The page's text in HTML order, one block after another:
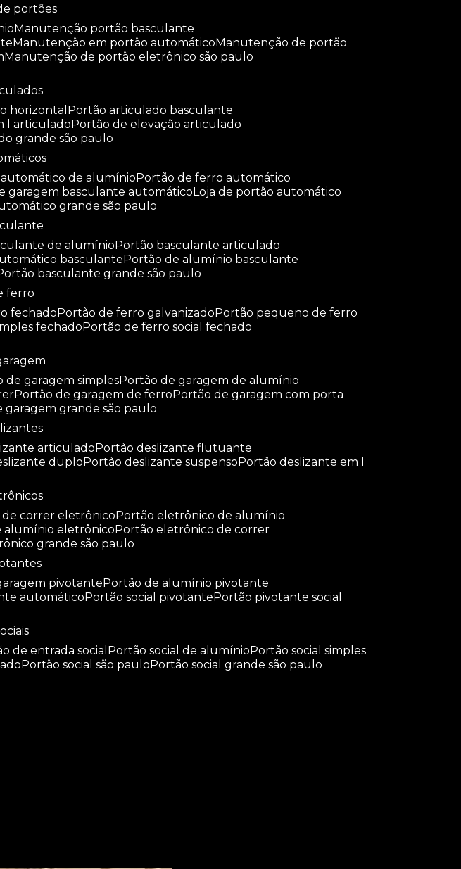
portões
manutenção portão basculante
manutenção em portão automático
manutenção de portão
manutenção de portão eletrônico são paulo
horizontal
portão articulado basculante
l articulado
portão de elevação articulado
grande são paulo
automático de alumínio
portão de ferro automático
garagem basculante automático loja de portão automático
grande são paulo
de alumínio
portão basculante articulado
basculante
portão de alumínio basculante
portão basculante grande são paulo
ferro
fechado portão de ferro galvanizado
portão pequeno de ferro
fechado
portão de ferro social fechado
de garagem simples
portão de garagem de alumínio
portão de garagem de ferro
portão de garagem com porta
garagem grande são paulo
articulado
portão deslizante flutuante
duplo portão deslizante suspenso
portão deslizante em l
de correr eletrônico
portão eletrônico de alumínio
alumínio eletrônico
portão eletrônico de correr
grande são paulo
pivotante
portão de alumínio pivotante
automático portão social pivotante
portão pivotante social
de entrada social portão social de alumínio
portão social simples
portão social são paulo portão social grande são paulo